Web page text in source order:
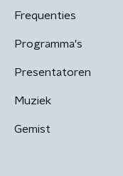
Frequenties
Programma's
Presentatoren
Muziek
Gemist